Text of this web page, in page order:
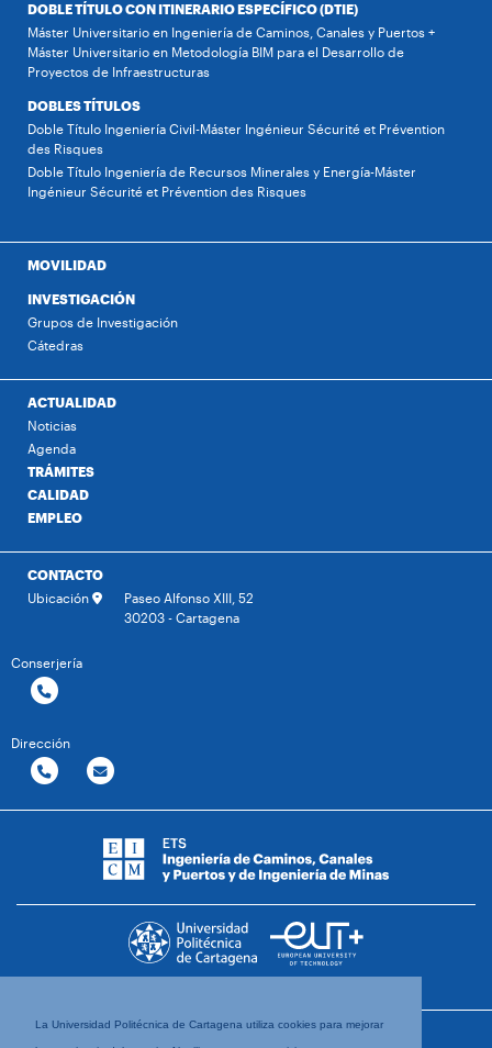
La Universidad Politécnica de Cartagena utiliza cookies para mejorar
DOBLE TÍTULO CON ITINERARIO ESPECÍFICO (DTIE)
Máster Universitario en Ingeniería de Caminos, Canales y Puertos +
Máster Universitario en Metodología BIM para el Desarrollo de
Proyectos de Infraestructuras
DOBLES TÍTULOS
Doble Título Ingeniería Civil-Máster Ingénieur Sécurité et Prévention
des Risques
Doble Título Ingeniería de Recursos Minerales y Energía-Máster
Ingénieur Sécurité et Prévention des Risques
MOVILIDAD
INVESTIGACIÓN
Grupos de Investigación
Cátedras
ACTUALIDAD
Noticias
Agenda
TRÁMITES
CALIDAD
EMPLEO
CONTACTO
Ubicación
Paseo Alfonso XIII, 52
30203 - Cartagena
Conserjería
Dirección